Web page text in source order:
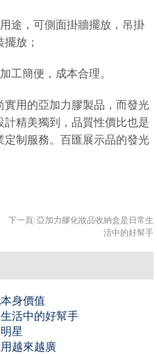
途，可側面掛牆擺放，吊掛
擺放；
加工簡便，成本合理。
用的亞加力膠製品，而發光
精美獨到，品質性價比也是
制服務。百匯展示品的發光
下一頁: 亞加力膠化妝品收納盒是日常生
活中的好幫手
身價值
活中的好幫手
星
越來越廣